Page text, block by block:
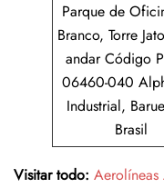
Parque de
Branco, Torre
andar Código
06460-040
Industrial,
Brasil
Visitar todo: